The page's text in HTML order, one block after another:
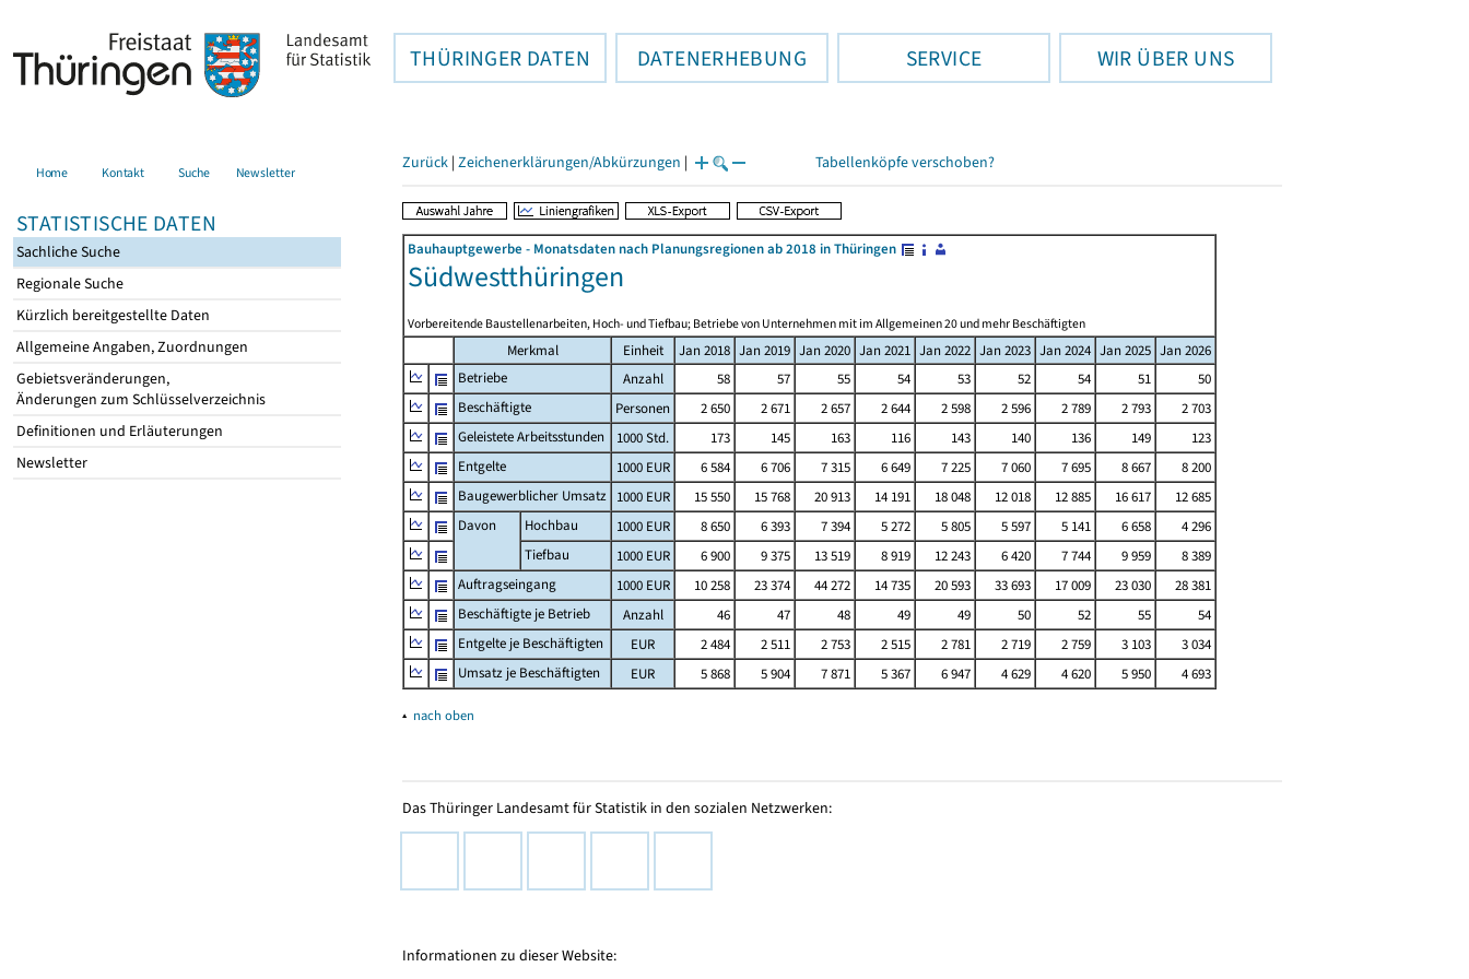
THÜRINGER DATEN DATENERHEBUNG SERVICE WIR ÜBER UNS
Home Kontakt Suche Newsletter
STATISTISCHE DATEN
Sachliche Suche
Regionale Suche
Kürzlich bereitgestellte Daten
Allgemeine Angaben, Zuordnungen
Gebietsveränderungen,
Änderungen zum Schlüsselverzeichnis
Definitionen und Erläuterungen
Newsletter
Zurück | Zeichenerklärungen/Abkürzungen | Tabellenköpfe verschoben?
Bauhauptgewerbe - Monatsdaten nach Planungsregionen ab 2018 in Thüringen
Südwestthüringen
Vorbereitende Baustellenarbeiten, Hoch- und Tiefbau; Betriebe von Unternehmen mit im Allgemeinen 20 und mehr Beschäftigten
Merkmal Einheit Jan 2018 Jan 2019 Jan 2020 Jan 2021 Jan 2022 Jan 2023 Jan 2024 Jan 2025 Jan 2026
Betriebe
Anzahl 58 57 55 54 53 52 54 51
50
Beschäftigte
Personen 2 650 2 671 2 657 2 644 2 598 2 596 2 789 2 793
2 703
Geleistete Arbeitsstunden
1000 Std. 173 145 163 116 143 140 136 149
123
Entgelte
1000 EUR 6 584 6 706 7 315 6 649 7 225 7 060 7 695 8 667
8 200
Baugewerblicher Umsatz 1000 EUR 15 550 15 768 20 913 14 191 18 048 12 018 12 885 16 617
12 685
Davon
Hochbau 1000 EUR 8 650 6 393 7 394 5 272 5 805 5 597 5 141 6 658
4 296
Tiefbau
1000 EUR 6 900 9 375 13 519 8 919 12 243 6 420 7 744 9 959
8 389
Auftragseingang
1000 EUR 10 258 23 374 44 272 14 735 20 593 33 693 17 009 23 030
28 381
Beschäftigte je Betrieb
Anzahl 46 47 48 49 49 50 52 55
54
Entgelte je Beschäftigten
EUR 2 484 2 511 2 753 2 515 2 781 2 719 2 759 3 103
3 034
Umsatz je Beschäftigten
EUR 5 868 5 904 7 871 5 367 6 947 4 629 4 620 5 950 4 693
▴ nach oben
Das Thüringer Landesamt für Statistik in den sozialen Netzwerken:
Informationen zu dieser Website: